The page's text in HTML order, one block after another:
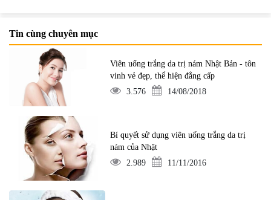
Tin cùng chuyên mục
Viên uống trắng da trị nám Nhật Bản - tôn
vinh vẻ đẹp, thể hiện đẳng cấp
3.576
14/08/2018
Bí quyết sử dụng viên uống trắng da trị
nám của Nhật
2.989
11/11/2016